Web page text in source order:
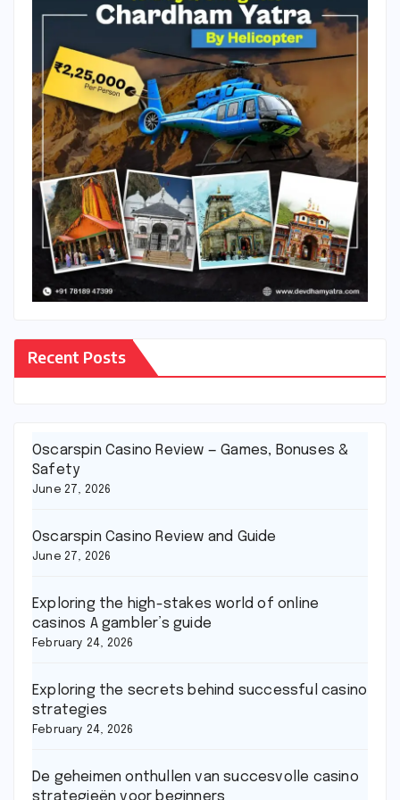
Recent Posts
Oscarspin Casino Review — Games, Bonuses &
Safety
June 27, 2026
Oscarspin Casino Review and Guide
June 27, 2026
Exploring the high-stakes world of online
casinos A gambler’s guide
February 24, 2026
Exploring the secrets behind successful casino
strategies
February 24, 2026
De geheimen onthullen van succesvolle casino
strategieën voor beginners